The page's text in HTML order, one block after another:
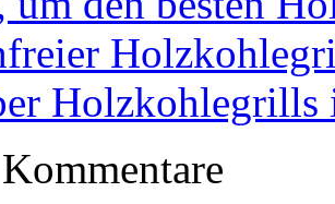
Holzkohlegrills